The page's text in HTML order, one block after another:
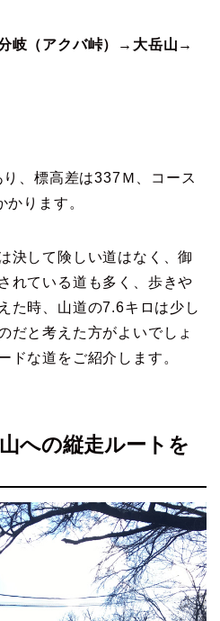
岐（アクバ峠）→大岳山→
、標高差は337Ｍ、コース
ります。
決して険しい道はなく、御
れている道も多く、歩きや
た時、山道の7.6キロは少し
だと考えた方がよいでしょ
ドな道をご紹介します。
への縦走ルートを